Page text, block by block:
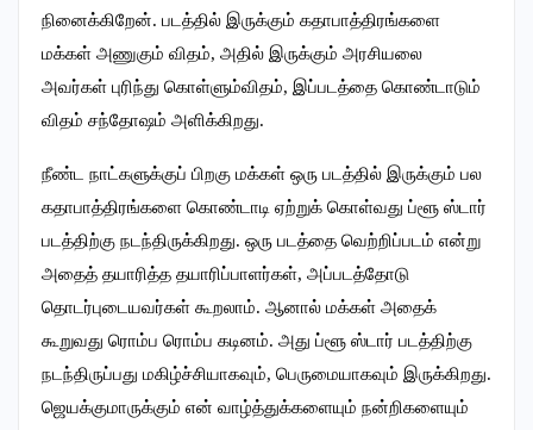
நினைக்கிறேன். படத்தில் இருக்கும் கதாபாத்திரங்களை
மக்கள் அணுகும் விதம், அதில் இருக்கும் அரசியலை
அவர்கள் புரிந்து கொள்ளும்விதம், இப்படத்தை கொண்டாடும்
விதம் சந்தோஷம் அளிக்கிறது.
நீண்ட நாட்களுக்குப் பிறகு மக்கள் ஒரு படத்தில் இருக்கும் பல
கதாபாத்திரங்களை கொண்டாடி ஏற்றுக் கொள்வது ப்ளூ ஸ்டார்
படத்திற்கு நடந்திருக்கிறது. ஒரு படத்தை வெற்றிப்படம் என்று
அதைத் தயாரித்த தயாரிப்பாளர்கள், அப்படத்தோடு
தொடர்புடையவர்கள் கூறலாம். ஆனால் மக்கள் அதைக்
கூறுவது ரொம்ப ரொம்ப கடினம். அது ப்ளூ ஸ்டார் படத்திற்கு
நடந்திருப்பது மகிழ்ச்சியாகவும், பெருமையாகவும் இருக்கிறது.
ஜெயக்குமாருக்கும் என் வாழ்த்துக்களையும் நன்றிகளையும்